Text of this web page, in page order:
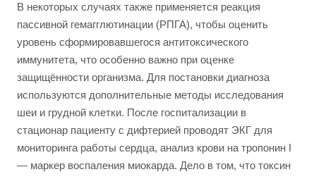
В некоторых случаях также применяется реакция
пассивной гемагглютинации (РПГА), чтобы оценить
уровень сформировавшегося антитоксического
иммунитета, что особенно важно при оценке
защищённости организма. Для постановки диагноза
используются дополнительные методы исследования
шеи и грудной клетки. После госпитализации в
стационар пациенту с дифтерией проводят ЭКГ для
мониторинга работы сердца, анализ крови на тропонин I
— маркер воспаления миокарда. Дело в том, что токсин